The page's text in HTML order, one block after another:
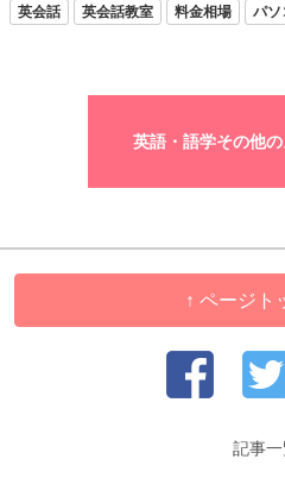
英会話 英会話教室 料金相場 パソ
英語・語学その他
↑ ページト
記事一